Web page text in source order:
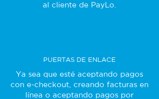
al cliente de PayLo.
PUERTAS DE ENLACE
Ya sea que esté aceptando pagos
con e-checkout, creando facturas en
línea o aceptando pagos por